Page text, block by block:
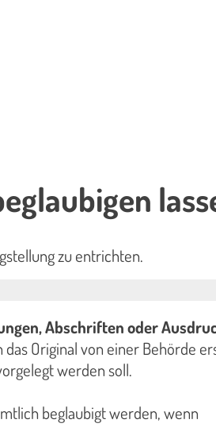
zu entrichten.
Abschriften oder
Original von einer Behörde
werden soll.
beglaubigt werden, wenn